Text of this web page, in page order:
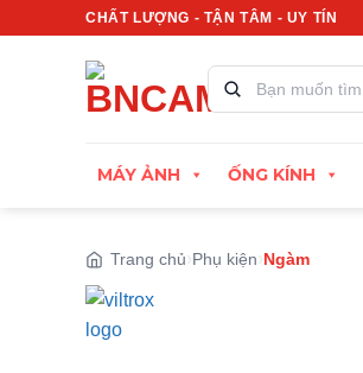
CHẤT LƯỢNG - TẬN TÂM - UY TÍN
Xuất hóa đơn VAT đầy đủ
kiếm
MÁY ẢNH ỐNG KÍNH
Trang chủ Phụ kiện Ngàm